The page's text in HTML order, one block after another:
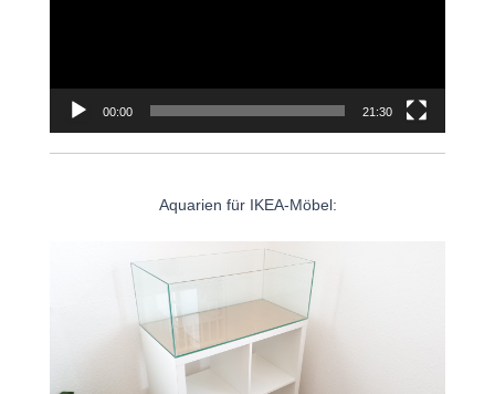
00:00 21:30
Aquarien für IKEA-Möbel: